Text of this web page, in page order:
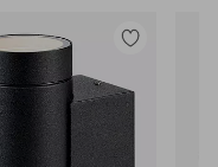
Legg
favoritter